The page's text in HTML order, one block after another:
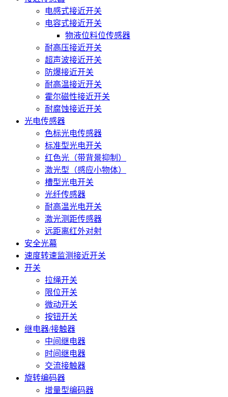
电感式接近开关
电容式接近开关
物液位料位传感器
耐高压接近开关
超声波接近开关
防爆接近开关
耐高温接近开关
霍尔磁性接近开关
耐腐蚀接近开关
光电传感器
色标光电传感器
标准型光电开关
红色光（带背景抑制）
激光型（感应小物体）
槽型光电开关
光纤传感器
耐高温光电开关
激光测距传感器
远距离红外对射
安全光幕
速度转速监测接近开关
开关
拉绳开关
限位开关
微动开关
按钮开关
继电器/接触器
中间继电器
时间继电器
交流接触器
旋转编码器
增量型编码器